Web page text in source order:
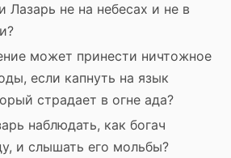
Лазарь не на небесах и не в
может принести ничтожное
если капнуть на язык
страдает в огне ада?
наблюдать, как богач
и слышать его мольбы?